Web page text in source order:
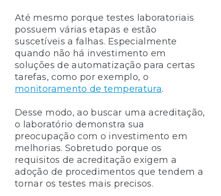
Até mesmo porque testes laboratoriais
possuem várias etapas e estão
suscetíveis a falhas. Especialmente
quando não há investimento em
soluções de automatização para certas
tarefas, como por exemplo, o
monitoramento de temperatura.
Desse modo, ao buscar uma acreditação,
o laboratório demonstra sua
preocupação com o investimento em
melhorias. Sobretudo porque os
requisitos de acreditação exigem a
adoção de procedimentos que tendem a
tornar os testes mais precisos.